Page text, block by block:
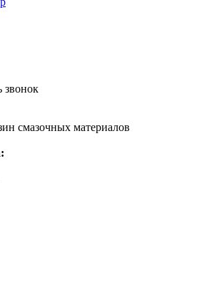
звонок
смазочных материалов